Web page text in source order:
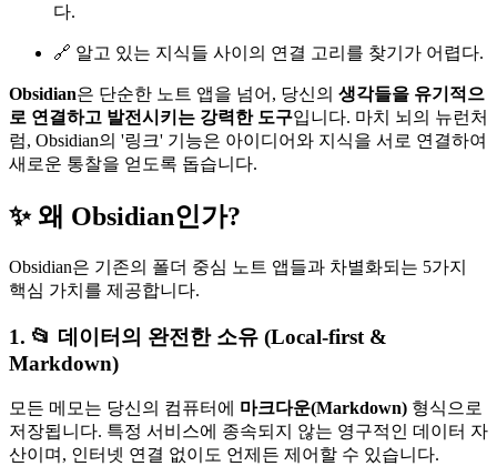
다.
🔗 알고 있는 지식들 사이의 연결 고리를 찾기가 어렵다.
Obsidian은 단순한 노트 앱을 넘어, 당신의 생각들을 유기적으
로 연결하고 발전시키는 강력한 도구입니다. 마치 뇌의 뉴런처
럼, Obsidian의 '링크' 기능은 아이디어와 지식을 서로 연결하여
새로운 통찰을 얻도록 돕습니다.
✨ 왜 Obsidian인가?
Obsidian은 기존의 폴더 중심 노트 앱들과 차별화되는 5가지
핵심 가치를 제공합니다.
1. 📂 데이터의 완전한 소유 (Local-first &
Markdown)
모든 메모는 당신의 컴퓨터에 마크다운(Markdown) 형식으로
저장됩니다. 특정 서비스에 종속되지 않는 영구적인 데이터 자
산이며, 인터넷 연결 없이도 언제든 제어할 수 있습니다.